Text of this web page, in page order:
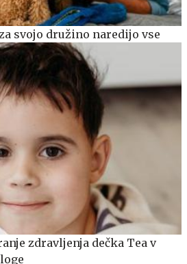
svojo družino naredijo vse
zdravljenja dečka Tea v